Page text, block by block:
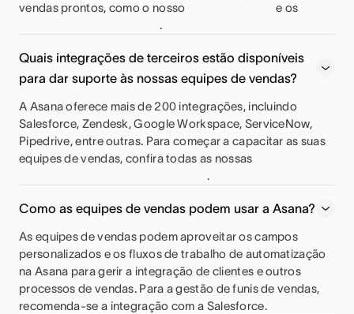
vendas prontos, como o nosso
e os
.
Quais integrações de terceiros estão disponíveis
para dar suporte às nossas equipes de vendas?
A Asana oferece mais de 200 integrações, incluindo
Salesforce, Zendesk, Google Workspace, ServiceNow,
Pipedrive, entre outras. Para começar a capacitar as suas
equipes de vendas, confira todas as nossas
.
Como as equipes de vendas podem usar a Asana?
As equipes de vendas podem aproveitar os campos
personalizados e os fluxos de trabalho de automatização
na Asana para gerir a integração de clientes e outros
processos de vendas. Para a gestão de funis de vendas,
recomenda-se a integração com a Salesforce.